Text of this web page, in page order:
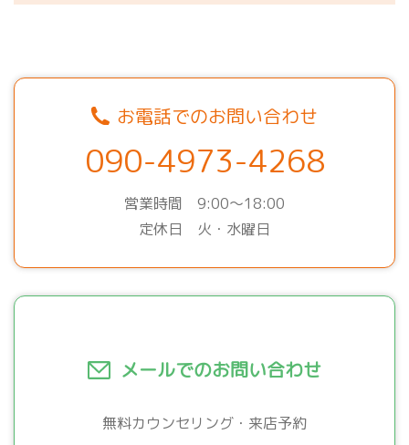
お電話でのお問い合わせ
090-4973-4268
営業時間 9:00～18:00
定休日 火・水曜日
メールでのお問い合わせ
無料カウンセリング・来店予約